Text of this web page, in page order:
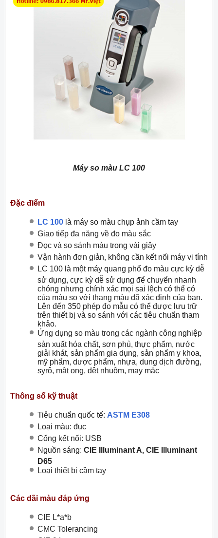
Máy so màu LC 100
Đặc điểm
LC 100 là máy so màu chụp ảnh cầm tay
Giao tiếp đa năng về đo màu sắc
Đọc và so sánh màu trong vài giây
Vận hành đơn giản, không cần kết nối máy vi tính
LC 100 là một máy quang phổ đo màu cực kỳ dễ
sử dụng, cực kỳ dễ sử dụng để chuyển nhanh
chóng nhưng chính xác mọi sai lệch có thể có
của màu so với thang màu đã xác định của bạn.
Lên đến 350 phép đo mẫu có thể được lưu trữ
trên thiết bị và so sánh với các tiêu chuẩn tham
khảo.
Ứng dụng so màu trong các ngành công nghiệp
sản xuất hóa chất, sơn phủ, thực phẩm, nước
giải khát, sản phẩm gia dụng, sản phẩm y khoa,
mỹ phẩm, dược phẩm, nhựa, dung dịch đường,
syrô, mật ong, dệt nhuộm, may mặc
Thông số kỹ thuật
Tiêu chuẩn quốc tế: ASTM E308
Loại màu: đục
Cổng kết nối: USB
Nguồn sáng: CIE Illuminant A, CIE Illuminant
D65
Loại thiết bị cầm tay
Các dãi màu đáp ứng
CIE L*a*b
CMC Tolerancing